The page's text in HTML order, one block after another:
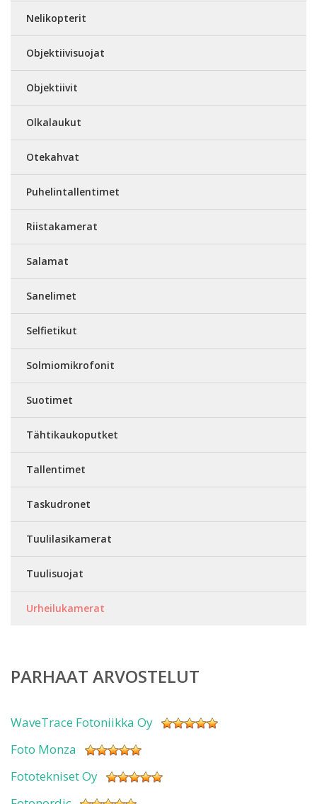
Nelikopterit
Objektiivisuojat
Objektiivit
Olkalaukut
Otekahvat
Puhelintallentimet
Riistakamerat
Salamat
Sanelimet
Selfietikut
Solmiomikrofonit
Suotimet
Tähtikaukoputket
Tallentimet
Taskudronet
Tuulilasikamerat
Tuulisuojat
Urheilukamerat
PARHAAT ARVOSTELUT
WaveTrace Fotoniikka Oy
Foto Monza
Fototekniset Oy